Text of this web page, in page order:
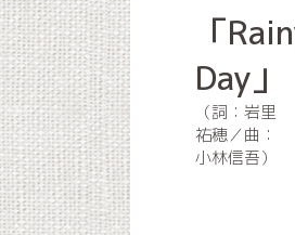
「
Day」
（詞：岩里
祐穂／曲：
小林信吾）